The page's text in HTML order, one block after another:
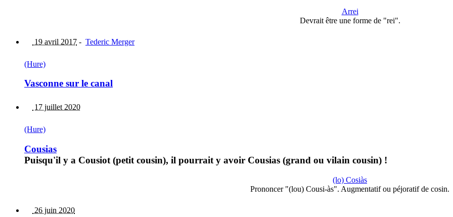
Arrei
Devrait être une forme de "rei".
19 avril 2017 - Tederic Merger
(Hure)
Vasconne sur le canal
17 juillet 2020
(Hure)
Cousias
Puisqu'il y a Cousiot (petit cousin), il pourrait y avoir Cousias (grand ou vilain cousin) !
(lo) Cosiàs
Prononcer "(lou) Cousi-às". Augmentatif ou péjoratif de cosin.
26 juin 2020